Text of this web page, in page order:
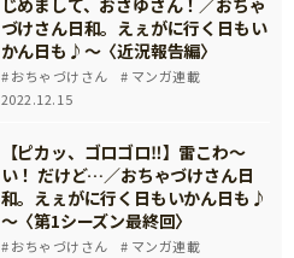
じめまして、おさゆさん！／おちゃ
づけさん日和。えぇがに行く日もい
かん日も♪～〈近況報告編〉
おちゃづけさん
マンガ連載
2022.12.15
【ピカッ、ゴロゴロ‼】雷こわ～
い！ だけど…／おちゃづけさん日
和。えぇがに行く日もいかん日も♪
～〈第1シーズン最終回〉
おちゃづけさん
マンガ連載